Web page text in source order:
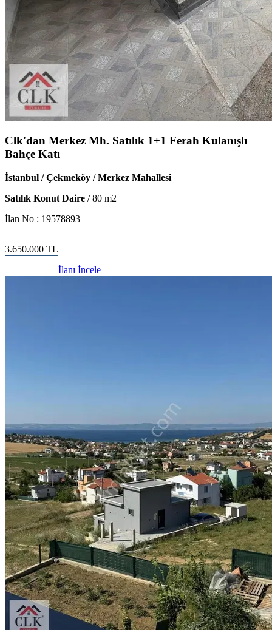
Clk'dan Merkez Mh. Satılık 1+1 Ferah Kulanışlı
Bahçe Katı
İstanbul / Çekmeköy / Merkez Mahallesi
Satılık Konut Daire /80 m2
İlan No : 19578893
3.650.000 TL
İlanı İncele